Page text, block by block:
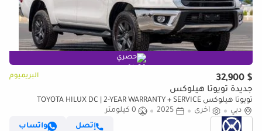
حصري
$ 32,900 البريميوم
جديدة تويوتا هيلوكس
تويوتا هيلوكس TOYOTA HILUX DC | 2-YEAR WARRANTY + SERVICE
AVAILABLE | IN-HOUSE FINANCING | 0% DOWNPAYMENT (BANK)
دبي أخرى 2025
0 كيلومتر
إتصل
واتساب